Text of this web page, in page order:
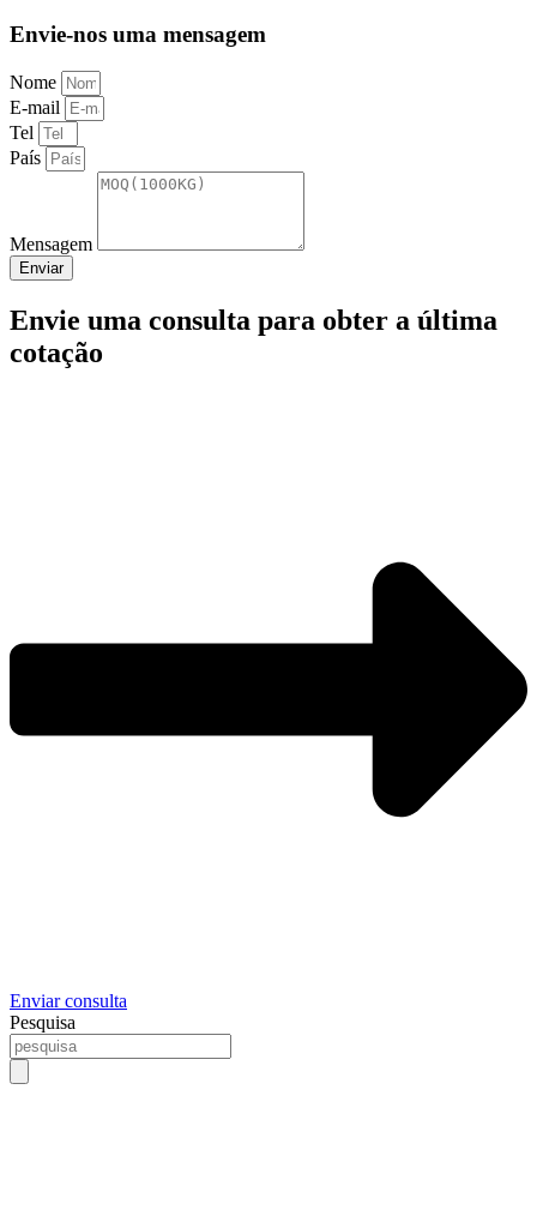
Envie-nos uma mensagem
Nome
E-mail
Tel
País
Mensagem
Enviar
Envie uma consulta para obter a última
cotação
Enviar consulta
Pesquisa